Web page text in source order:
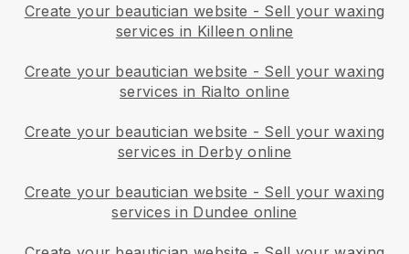
Create your beautician website - Sell your waxing
services in Killeen online
Create your beautician website - Sell your waxing
services in Rialto online
Create your beautician website - Sell your waxing
services in Derby online
Create your beautician website - Sell your waxing
services in Dundee online